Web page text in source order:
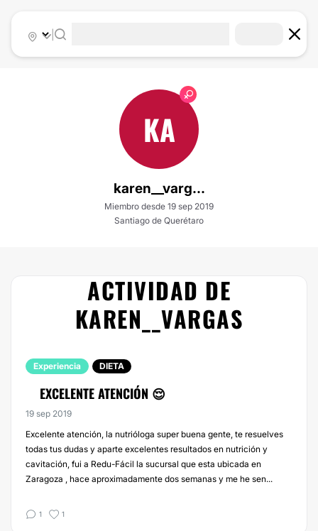
|
KA
karen__varg...
Miembro desde 19 sep 2019
Santiago de Querétaro
ACTIVIDAD DE
KAREN__VARGAS
Experiencia DIETA
EXCELENTE ATENCIÓN 😌
19 sep 2019
Excelente atención, la nutrióloga super buena gente, te resuelves
todas tus dudas y aparte excelentes resultados en nutrición y
cavitación, fui a Redu-Fácil la sucursal que esta ubicada en
Zaragoza , hace aproximadamente dos semanas y me he sen...
1 1